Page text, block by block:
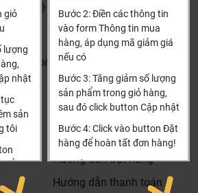
giỏ
lượng
nhật
sản
tôi
để
Bước 2: Điền các thông tin
vào form Thông tin mua
hàng, áp dụng mã giảm giá
nếu có
Bước 3: Tăng giảm số lượng
sản phẩm trong giỏ hàng,
sau đó click button Cập nhật
Bước 4: Click vào button Đặt
hàng để hoàn tất đơn hàng!
Xin cảm ơn khách hàng!!!
Liên hệ hotline để được hướng dẫn
Thông tin thêm
Hướng dẫn mua hàng
Hướng dẫn đặt hàng
Hướng dẫn thanh toán